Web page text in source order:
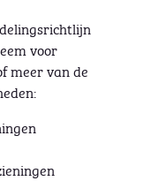
voor
meer van de